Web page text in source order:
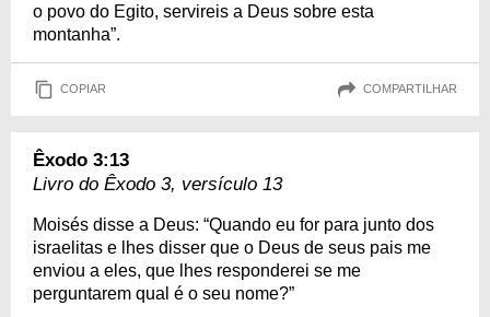
o povo do Egito, servireis a Deus sobre esta
montanha”.
COPIAR COMPARTILHAR
Êxodo 3:13
Livro do Êxodo 3, versículo 13
Moisés disse a Deus: “Quando eu for para junto dos
israelitas e lhes disser que o Deus de seus pais me
enviou a eles, que lhes responderei se me
perguntarem qual é o seu nome?”